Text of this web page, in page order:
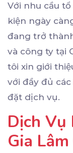
Với nhu cầu
kiện ngày
đang trở
và công ty tại
tôi xin giới
với đầy đủ
đặt dịch vụ.
Dịch Vụ
Gia